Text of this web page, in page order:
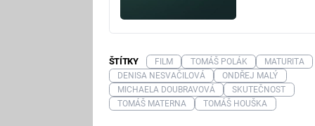
ŠTÍTKY FILM TOMÁŠ POLÁK
MATURITA
DENISA NESVAČILOVÁ
ONDŘEJ MALÝ
MICHAELA DOUBRAVOVÁ
SKUTEČNOST
TOMÁŠ MATERNA
TOMÁŠ HOUŠKA